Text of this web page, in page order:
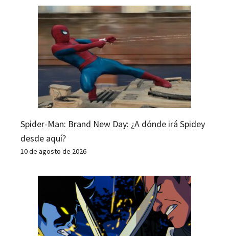
Spider-Man: Brand New Day: ¿A dónde irá Spidey
desde aquí?
10 de agosto de 2026